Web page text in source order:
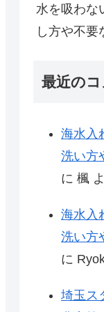
水を吸わな
し方や不要
最近のコ
海水入
洗い方
に 楓
海水入
洗い方
に
埼玉ス